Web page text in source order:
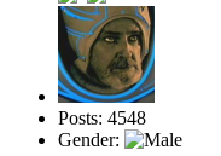
Posts: 4548
Gender: